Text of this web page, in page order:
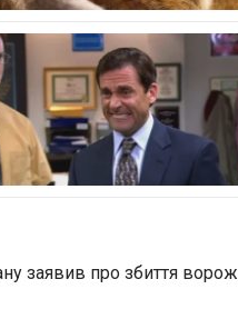
заявив про збиття